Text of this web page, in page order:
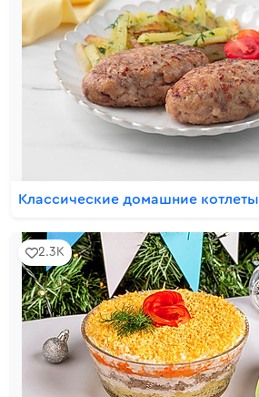
Классические домашние котлеты
2.3K